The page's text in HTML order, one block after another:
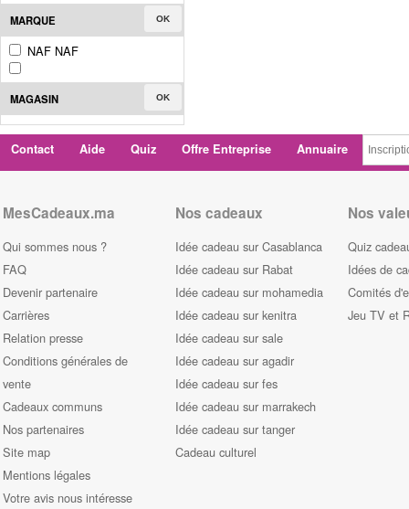
MARQUE OK
NAF NAF
MAGASIN OK
Contact Aide Quiz Offre Entreprise Annuaire
MesCadeaux.ma
Qui sommes nous ?
FAQ
Devenir partenaire
Carrières
Relation presse
Conditions générales de
vente
Cadeaux communs
Nos partenaires
Site map
Mentions légales
Votre avis nous intéresse
Nos cadeaux
Idée cadeau sur Casablanca
Idée cadeau sur Rabat
Idée cadeau sur mohamedia
Idée cadeau sur kenitra
Idée cadeau sur sale
Idée cadeau sur agadir
Idée cadeau sur fes
Idée cadeau sur marrakech
Idée cadeau sur tanger
Cadeau culturel
Nos
Quiz
Idées de
Comités
Jeu TV et